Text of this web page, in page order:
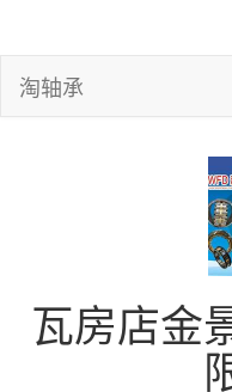
淘轴承
瓦房店金